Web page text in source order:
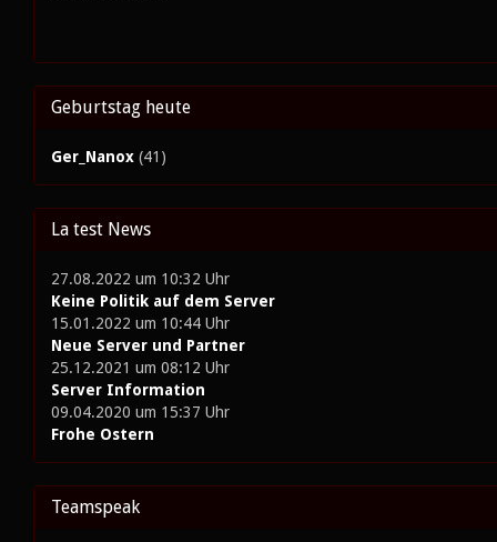
Geburtstag heute
Ger_Nanox (41)
La test News
27.08.2022 um 10:32 Uhr
Keine Politik auf dem Server
15.01.2022 um 10:44 Uhr
Neue Server und Partner
25.12.2021 um 08:12 Uhr
Server Information
09.04.2020 um 15:37 Uhr
Frohe Ostern
Teamspeak